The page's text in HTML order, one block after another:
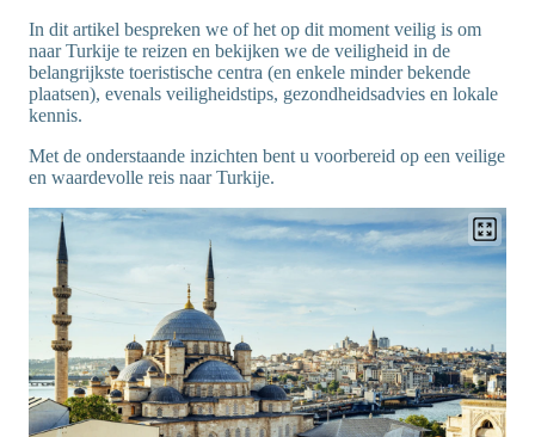
In dit artikel bespreken we of het op dit moment veilig is om
naar Turkije te reizen en bekijken we de veiligheid in de
belangrijkste toeristische centra (en enkele minder bekende
plaatsen), evenals veiligheidstips, gezondheidsadvies en lokale
kennis.
Met de onderstaande inzichten bent u voorbereid op een veilige
en waardevolle reis naar Turkije.